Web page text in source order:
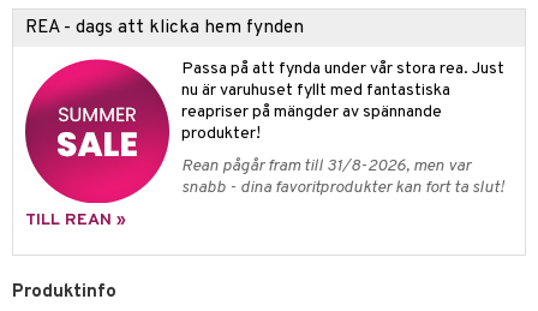
REA - dags att klicka hem fynden
Passa på att fynda under vår stora rea. Just
nu är varuhuset fyllt med fantastiska
reapriser på mängder av spännande
produkter!
Rean pågår fram till 31/8-2026, men var
snabb - dina favoritprodukter kan fort ta slut!
TILL REAN »
Produktinfo
& buljong
& oro